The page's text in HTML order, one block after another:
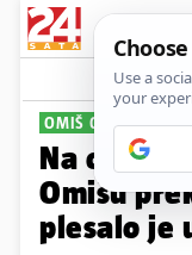
OMIŠ GRAD SPORTA
Na
Omišu
plesalo je